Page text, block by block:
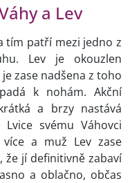
a Lev
tím patří mezi jedno z
Lev je okouzlen
zase nadšena z toho
k nohám. Akční
a brzy nastává
svému Váhovci
a muž Lev zase
že jí definitivně zabaví
a oblačno, občas